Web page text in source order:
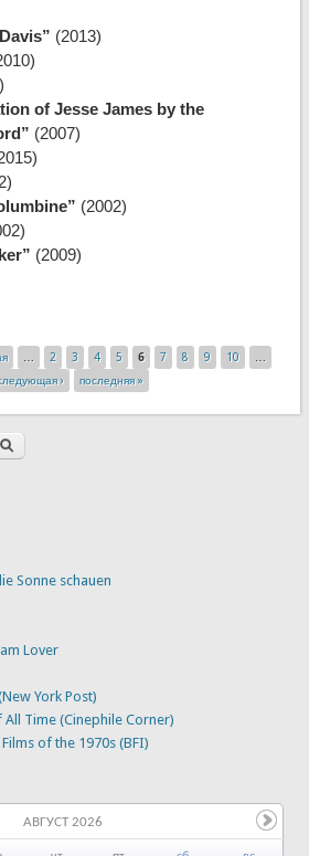
(2013)
of Jesse James by the
(2007)
(2002)
(2009)
2 3 4 5 6 7 8 9 10
›
последняя »
Sonne schauen
Lover
York Post)
Time (Cinephile Corner)
of the 1970s (BFI)
АВГУСТ 2026